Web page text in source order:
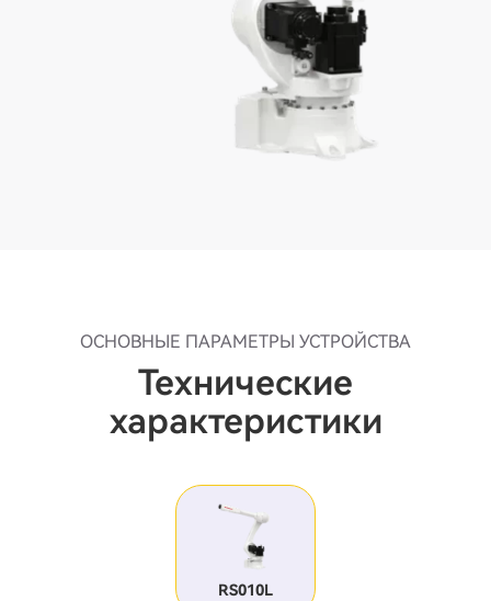
ОСНОВНЫЕ ПАРАМЕТРЫ УСТРОЙСТВА
Технические
характеристики
RS010L